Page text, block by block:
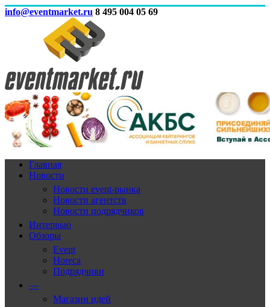
info@eventmarket.ru 8 495 004 05 69
Главная
Новости
Новости event-рынка
Новости агентств
Новости подрядчиков
Интервью
Обзоры
Event
Horeca
Подрядчики
—
Магазин идей